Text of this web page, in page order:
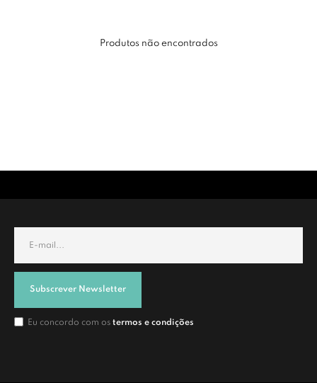
Produtos não encontrados
Subscrever Newsletter
Eu concordo com os termos e condições